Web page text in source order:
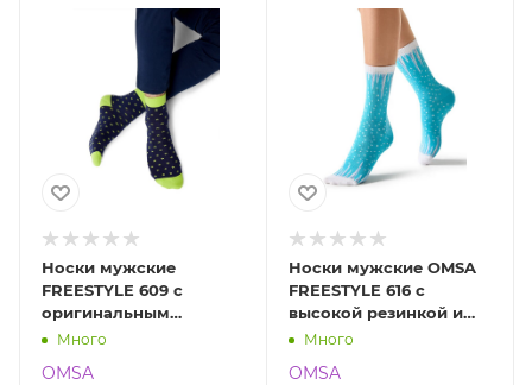
Носки мужские
FREESTYLE 609 с
оригинальным
дизайном OMSA
Много
OMSA
Носки мужские OMSA
FREESTYLE 616 c
высокой резинкой и
тематическим принтом
Много
OMSA